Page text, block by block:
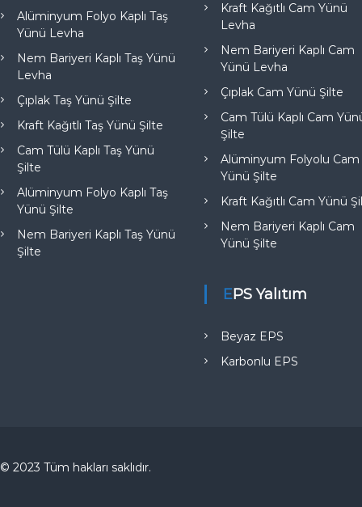
Alüminyum Folyo Kaplı Taş
Yünü Levha
Nem Bariyeri Kaplı Taş Yünü
Levha
Çıplak Taş Yünü Şilte
Kraft Kağıtlı Taş Yünü Şilte
Cam Tülü Kaplı Taş Yünü
Şilte
Alüminyum Folyo Kaplı Taş
Yünü Şilte
Nem Bariyeri Kaplı Taş Yünü
Şilte
Kraft Kağıtlı Cam Yünü
Levha
Nem Bariyeri Kaplı Cam
Yünü Levha
Çıplak Cam Yünü Şilte
Cam Tülü Kaplı Cam
Şilte
Alüminyum Folyolu Cam
Yünü Şilte
Kraft Kağıtlı Cam Yünü
Nem Bariyeri Kaplı Cam
Yünü Şilte
EPS Yalıtım
Beyaz EPS
Karbonlu EPS
© 2023 Tüm hakları saklıdır.